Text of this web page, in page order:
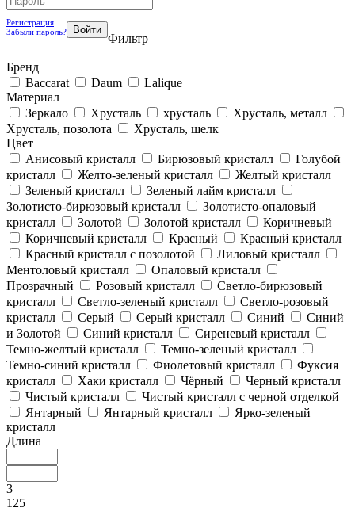
Регистрация
Забыли пароль?
Фильтр
Бренд
Baccarat
Daum
Lalique
Материал
Зеркало
Хрусталь хрусталь
Хрусталь, металл
Хрусталь, позолота
Хрусталь, шелк
Цвет
Анисовый кристалл
Бирюзовый кристалл
Голубой
кристалл
Желто-зеленый кристалл
Желтый кристалл
Зеленый кристалл
Зеленый лайм кристалл
Золотисто-бирюзовый кристалл
Золотисто-опаловый
кристалл
Золотой Золотой кристалл
Коричневый
Коричневый кристалл
Красный
Красный кристалл
Красный кристалл с позолотой
Лиловый кристалл
Ментоловый кристалл
Опаловый кристалл
Прозрачный
Розовый кристалл
Светло-бирюзовый
кристалл
Светло-зеленый кристалл
Светло-розовый
кристалл
Серый Серый кристалл Синий
Синий
и Золотой
Синий кристалл
Сиреневый кристалл
Темно-желтый кристалл
Темно-зеленый кристалл
Темно-синий кристалл
Фиолетовый кристалл
Фуксия
кристалл
Хаки кристалл Чёрный
Черный кристалл
Чистый кристалл
Чистый кристалл с черной отделкой
Янтарный
Янтарный кристалл
Ярко-зеленый
кристалл
Длина
3
125